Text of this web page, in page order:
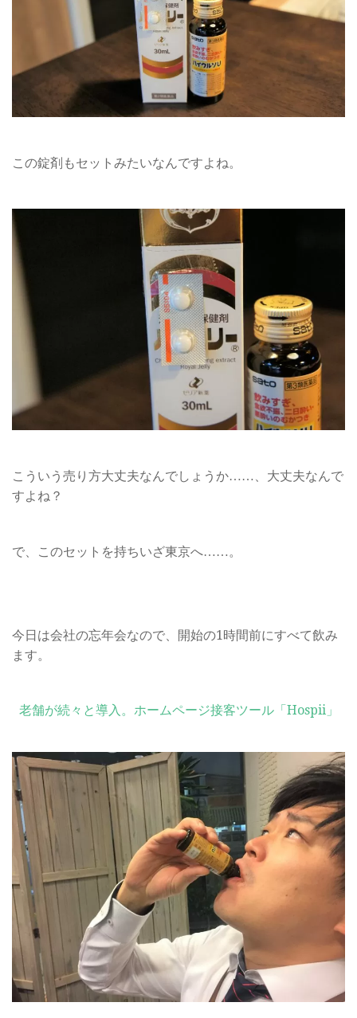
この錠剤もセットみたいなんですよね。
こういう売り方大丈夫なんでしょうか……、大丈夫なんで
すよね？
で、このセットを持ちいざ東京へ……。
今日は会社の忘年会なので、開始の1時間前にすべて飲み
ます。
老舗が続々と導入。ホームページ接客ツール「Hospii」